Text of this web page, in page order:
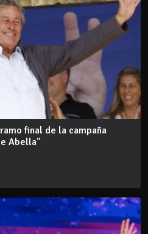
final de la campaña
Abella"